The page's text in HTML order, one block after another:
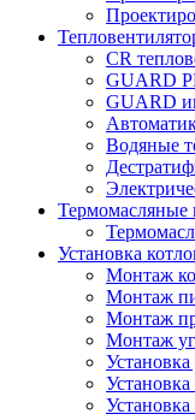
CR
GUARD
GUARD
Водяные
Термомасляные
Установка
Монтаж
Монтаж
Монтаж
Монтаж